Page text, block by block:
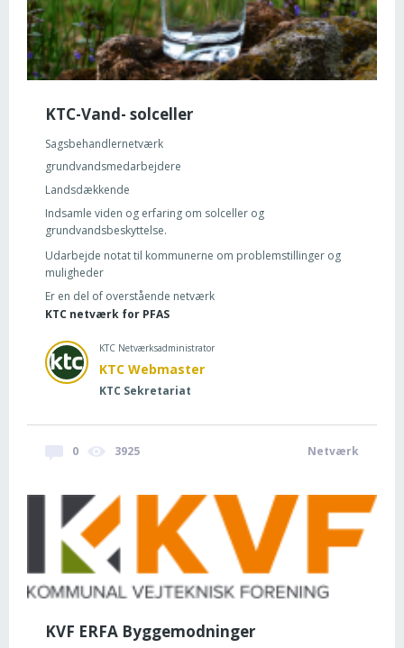
KTC-Vand- solceller
Sagsbehandlernetværk
grundvandsmedarbejdere
Landsdækkende
Indsamle viden og erfaring om solceller og
grundvandsbeskyttelse.
Udarbejde notat til kommunerne om problemstillinger og
muligheder
Er en del of overstående netværk
KTC netværk for PFAS
KTC Netværksadministrator
KTC Webmaster
KTC Sekretariat
0 3925 Netværk
KVF ERFA Byggemodninger